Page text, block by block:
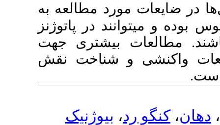
مورد مطالعه به
در پاتوژنز
بیشتری جهت
و شناخت نقش
،بیوژنیک